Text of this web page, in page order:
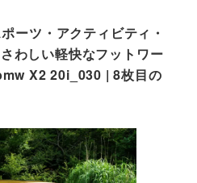
ーツ・アクティビティ・
わしい軽快なフットワー
X2 20i_030 | 8枚目の